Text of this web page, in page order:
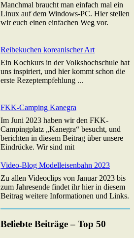
Manchmal braucht man einfach mal ein
Linux auf dem Windows-PC. Hier stellen
wir euch einen einfachen Weg vor.
Reibekuchen koreanischer Art
Ein Kochkurs in der Volkshochschule hat
uns inspiriert, und hier kommt schon die
erste Rezeptempfehlung ...
FKK-Camping Kanegra
Im Juni 2023 haben wir den FKK-
Campingplatz „Kanegra“ besucht, und
berichten in diesem Beitrag über unsere
Eindrücke. Wir sind mit
Video-Blog Modelleisenbahn 2023
Zu allen Videoclips von Januar 2023 bis
zum Jahresende findet ihr hier in diesem
Beitrag weitere Informationen und Links.
Beliebte Beiträge – Top 50